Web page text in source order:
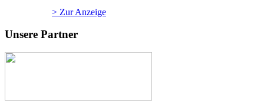
> Zur Anzeige
Unsere Partner